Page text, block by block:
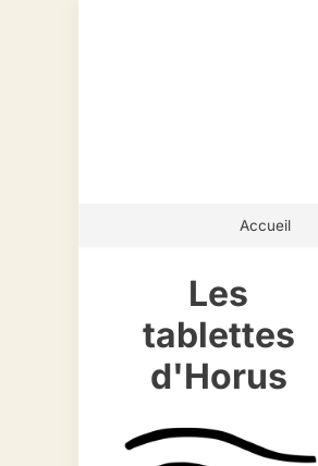
Accueil
Les
tablettes
d'Horus